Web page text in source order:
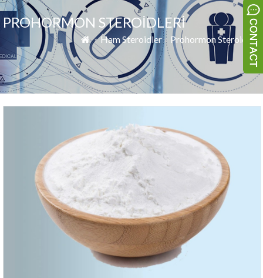
PROHORMON STEROIDLERI
 »Ham Steroidler» Prohormon Steroidleri